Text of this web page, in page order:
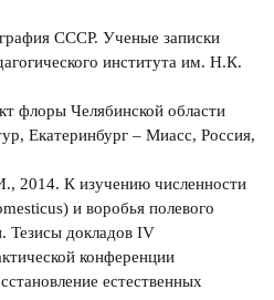
СССР. Ученые записки
института им. Н.К.
флоры Челябинской области
Екатеринбург – Миасс, Россия,
2014. К изучению численности
и воробья полевого
Тезисы докладов IV
конференции
естественных